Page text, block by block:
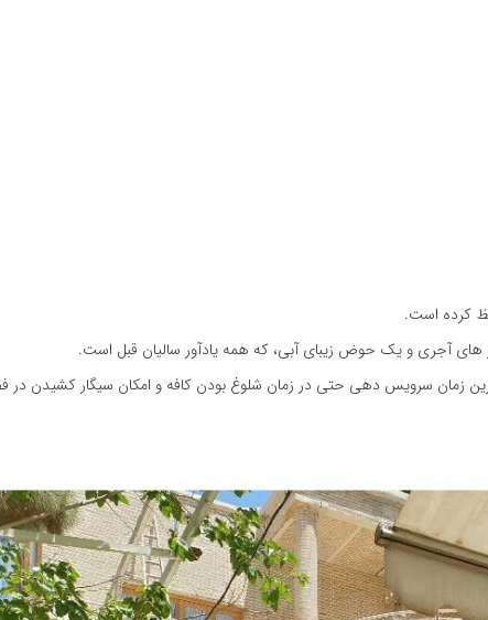
کرده است.
های آجری و یک حوض زیبای آبی، که همه یادآور سالیان قبل است.
زمان سرویس دهی حتی در زمان شلوغ بودن کافه و امکان سیگار کشیدن در